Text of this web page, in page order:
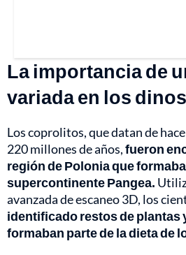
La importancia de
variada en los
Los coprolitos, que datan de
220 millones de años,fueron
región de Polonia que
supercontinente Pangea.
avanzada de escaneo 3D, los
identificado restos de plantas
formaban parte de la dieta de